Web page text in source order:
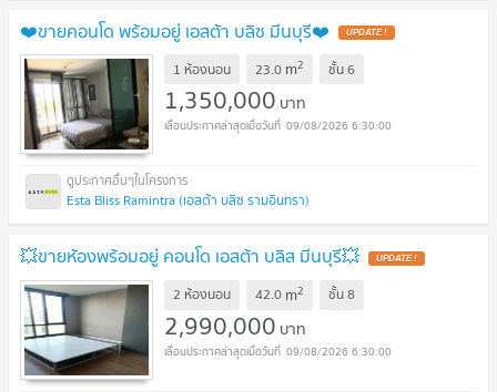
❤️ขายคอนโด พร้อมอยู่ เอสต้า บลิซ มีนบุรี❤️ UPDATE !
1 ห้องนอน 23.0 m2 ชั้น6
1,350,000 บาท
09/08/2026 6:30:00
Esta Bliss Ramintra (เอสต้า บลิซ รามอินทรา)
💥ขายห้องพร้อมอยู่ คอนโด เอสต้า บลิส มีนบุรี💥 UPDATE !
2 ห้องนอน 42.0 m2 ชั้น8
2,990,000 บาท
09/08/2026 6:30:00